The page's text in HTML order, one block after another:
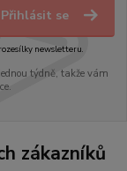
Přihlásit se
newsletteru.
týdně, takže vám
zákazníků